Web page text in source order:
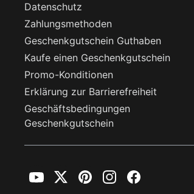
Datenschutz
Zahlungsmethoden
Geschenkgutschein Guthaben
Kaufe einen Geschenkgutschein
Promo-Konditionen
Erklärung zur Barrierefreiheit
Geschäftsbedingungen
Geschenkgutschein
YouTubeTwitterPinterestInstagramFacebook